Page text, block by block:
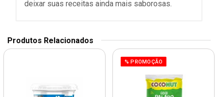
deixar suas receitas ainda mais saborosas.
Produtos Relacionados
% PROMOÇÃO